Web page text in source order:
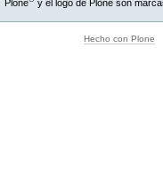
Plone y el logo de Plone son
Hecho con Plone